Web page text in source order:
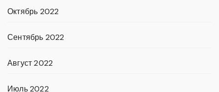
Октябрь 2022
Сентябрь 2022
Август 2022
Июль 2022